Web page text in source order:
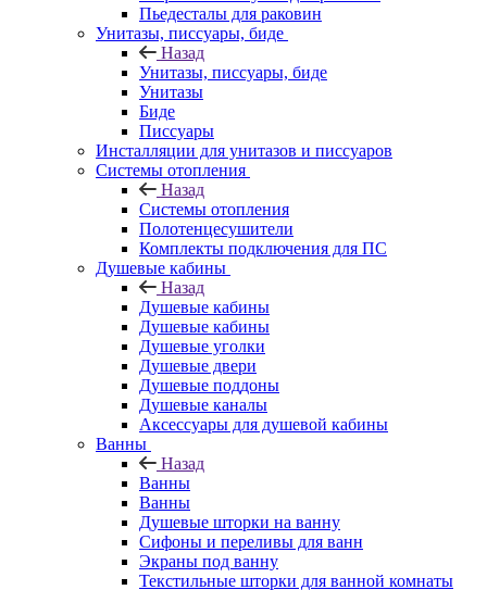
Пьедесталы для раковин
Унитазы, писсуары, биде
Назад
Унитазы, писсуары, биде
Унитазы
Биде
Писсуары
Инсталляции для унитазов и писсуаров
Системы отопления
Назад
Системы отопления
Полотенцесушители
Комплекты подключения для ПС
Душевые кабины
Назад
Душевые кабины
Душевые кабины
Душевые уголки
Душевые двери
Душевые поддоны
Душевые каналы
Аксессуары для душевой кабины
Ванны
Назад
Ванны
Ванны
Душевые шторки на ванну
Сифоны и переливы для ванн
Экраны под ванну
Текстильные шторки для ванной комнаты